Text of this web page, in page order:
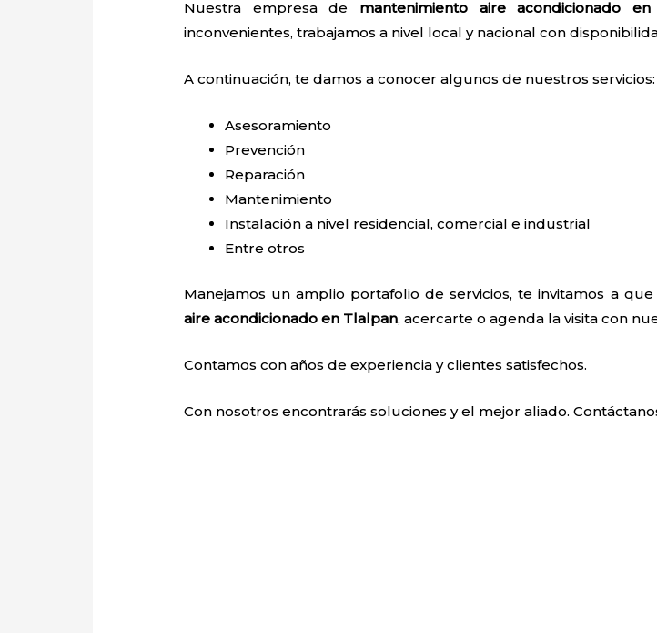
Nuestra empresa de mantenimiento aire acondicionado
inconvenientes, trabajamos a nivel local y nacional con
A continuación, te damos a conocer algunos de nuestros servicios:
Asesoramiento
Prevención
Reparación
Mantenimiento
Instalación a nivel residencial, comercial e industrial
Entre otros
Manejamos un amplio portafolio de servicios, te invitamos a
aire acondicionado en Tlalpan, acercarte o agenda la visita con
Contamos con años de experiencia y clientes satisfechos.
Con nosotros encontrarás soluciones y el mejor aliado.